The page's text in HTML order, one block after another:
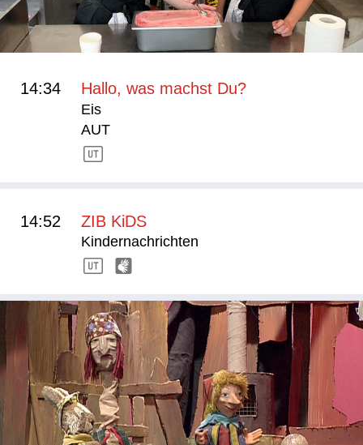
14:34 Hallo, was machst Du?
Eis
AUT
14:52 ZIB KiDS
Kindernachrichten